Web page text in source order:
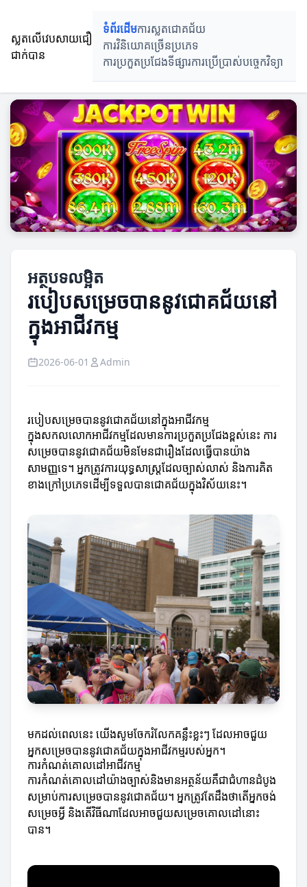
ស្លតលើវេបសាយជឿ
ជាក់បាន
ទំព័រដើមការស្លតជោគជ័យ
ការវិនិយោគច្រើនប្រភេទ
ការប្រកួតប្រជែងទីផ្សារការប្រើប្រាស់បច្ចេកវិទ្យា
អត្ថបទលម្អិត
របៀបសម្រេចបាននូវជោគជ័យនៅ
ក្នុងអាជីវកម្ម
2026-06-01 Admin
របៀបសម្រេចបាននូវជោគជ័យនៅក្នុងអាជីវកម្ម
ក្នុងសកលលោកអាជីវកម្មដែលមានការប្រកួតប្រជែងខ្ពស់នេះ ការ
សម្រេចបាននូវជោគជ័យមិនមែនជារឿងដែលធ្វើបានយ៉ាង
សាមញ្ញទេ។ អ្នកត្រូវការយុទ្ធសាស្ត្រដែលច្បាស់លាស់ និងការគិត
ខាងក្រៅប្រភេទដើម្បីទទួលបានជោគជ័យក្នុងវិស័យនេះ។
មកដល់ពេលនេះ យើងសូមចែករំលែកគន្លឹះខ្លះៗ ដែលអាចជួយ
អ្នកសម្រេចបាននូវជោគជ័យក្នុងអាជីវកម្មរបស់អ្នក។
ការកំណត់គោលដៅអាជីវកម្ម
ការកំណត់គោលដៅយ៉ាងច្បាស់និងមានអត្ថន័យគឺជាជំហានដំបូង
សម្រាប់ការសម្រេចបាននូវជោគជ័យ។ អ្នកត្រូវតែដឹងថាតើអ្នកចង់
សម្រេចអ្វី និងតើវិធីណាដែលអាចជួយសម្រេចគោលដៅនោះ
បាន។